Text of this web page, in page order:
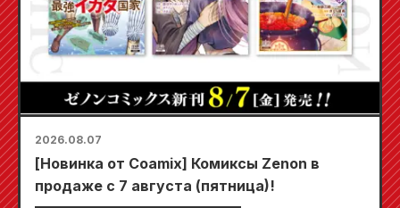
2026.08.07
[Новинка от Coamix] Комиксы Zenon в
продаже с 7 августа (пятница)!